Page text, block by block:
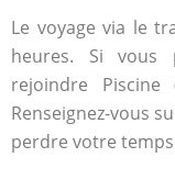
Le voyage via le
heures. Si vous
rejoindre
Renseignez-vous
perdre votre